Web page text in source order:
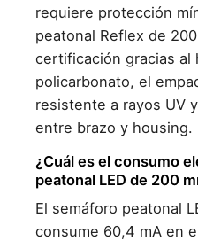
requiere protección
peatonal Reflex de
certificación gracias al
policarbonato, el
resistente a rayos UV
entre brazo y housing.
¿Cuál es el consumo
peatonal LED de 200
El semáforo peatonal
consume 60,4 mA en